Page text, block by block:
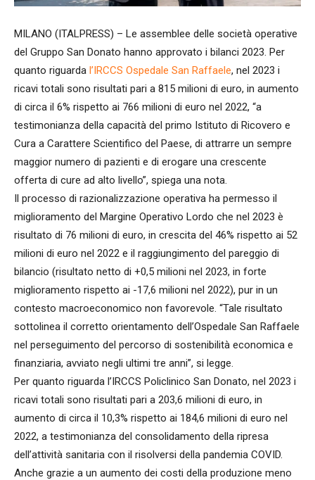
MILANO (ITALPRESS) – Le assemblee delle società operative
del Gruppo San Donato hanno approvato i bilanci 2023. Per
quanto riguarda l’IRCCS Ospedale San Raffaele, nel 2023 i
ricavi totali sono risultati pari a 815 milioni di euro, in aumento
di circa il 6% rispetto ai 766 milioni di euro nel 2022, “a
testimonianza della capacità del primo Istituto di Ricovero e
Cura a Carattere Scientifico del Paese, di attrarre un sempre
maggior numero di pazienti e di erogare una crescente
offerta di cure ad alto livello”, spiega una nota.
Il processo di razionalizzazione operativa ha permesso il
miglioramento del Margine Operativo Lordo che nel 2023 è
risultato di 76 milioni di euro, in crescita del 46% rispetto ai 52
milioni di euro nel 2022 e il raggiungimento del pareggio di
bilancio (risultato netto di +0,5 milioni nel 2023, in forte
miglioramento rispetto ai -17,6 milioni nel 2022), pur in un
contesto macroeconomico non favorevole. “Tale risultato
sottolinea il corretto orientamento dell’Ospedale San Raffaele
nel perseguimento del percorso di sostenibilità economica e
finanziaria, avviato negli ultimi tre anni”, si legge.
Per quanto riguarda l’IRCCS Policlinico San Donato, nel 2023 i
ricavi totali sono risultati pari a 203,6 milioni di euro, in
aumento di circa il 10,3% rispetto ai 184,6 milioni di euro nel
2022, a testimonianza del consolidamento della ripresa
dell’attività sanitaria con il risolversi della pandemia COVID.
Anche grazie a un aumento dei costi della produzione meno